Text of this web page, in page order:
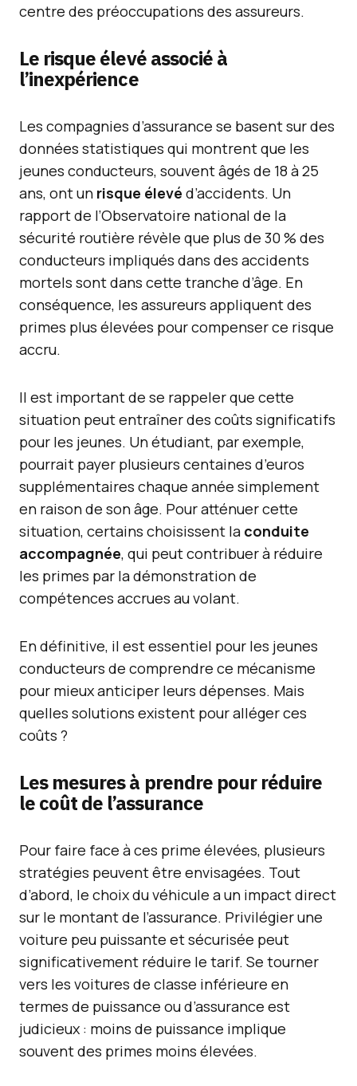
centre des préoccupations des assureurs.
Le risque élevé associé à
l’inexpérience
Les compagnies d’assurance se basent sur des
données statistiques qui montrent que les
jeunes conducteurs, souvent âgés de 18 à 25
ans, ont un risque élevé d’accidents. Un
rapport de l’Observatoire national de la
sécurité routière révèle que plus de 30 % des
conducteurs impliqués dans des accidents
mortels sont dans cette tranche d’âge. En
conséquence, les assureurs appliquent des
primes plus élevées pour compenser ce risque
accru.
Il est important de se rappeler que cette
situation peut entraîner des coûts significatifs
pour les jeunes. Un étudiant, par exemple,
pourrait payer plusieurs centaines d’euros
supplémentaires chaque année simplement
en raison de son âge. Pour atténuer cette
situation, certains choisissent la conduite
accompagnée, qui peut contribuer à réduire
les primes par la démonstration de
compétences accrues au volant.
En définitive, il est essentiel pour les jeunes
conducteurs de comprendre ce mécanisme
pour mieux anticiper leurs dépenses. Mais
quelles solutions existent pour alléger ces
coûts ?
Les mesures à prendre pour réduire
le coût de l’assurance
Pour faire face à ces prime élevées, plusieurs
stratégies peuvent être envisagées. Tout
d’abord, le choix du véhicule a un impact direct
sur le montant de l’assurance. Privilégier une
voiture peu puissante et sécurisée peut
significativement réduire le tarif. Se tourner
vers les voitures de classe inférieure en
termes de puissance ou d’assurance est
judicieux : moins de puissance implique
souvent des primes moins élevées.